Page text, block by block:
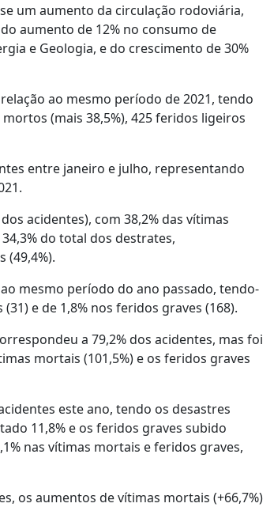
um aumento da circulação rodoviária,
aumento de 12% no consumo de
e Geologia, e do crescimento de 30%
ao mesmo período de 2021, tendo
(mais 38,5%), 425 feridos ligeiros
entre janeiro e julho, representando
acidentes), com 38,2% das vítimas
do total dos destrates,
mesmo período do ano passado, tendo-
e de 1,8% nos feridos graves (168).
a 79,2% dos acidentes, mas foi
mortais (101,5%) e os feridos graves
este ano, tendo os desastres
11,8% e os feridos graves subido
nas vítimas mortais e feridos graves,
os aumentos de vítimas mortais (+66,7%)